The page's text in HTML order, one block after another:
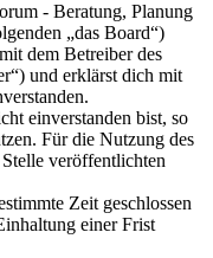
- Beratung, Planung
„das Board“)
dem Betreiber des
und erklärst dich mit
einverstanden bist, so
Für die Nutzung des
veröffentlichten
Zeit geschlossen
einer Frist